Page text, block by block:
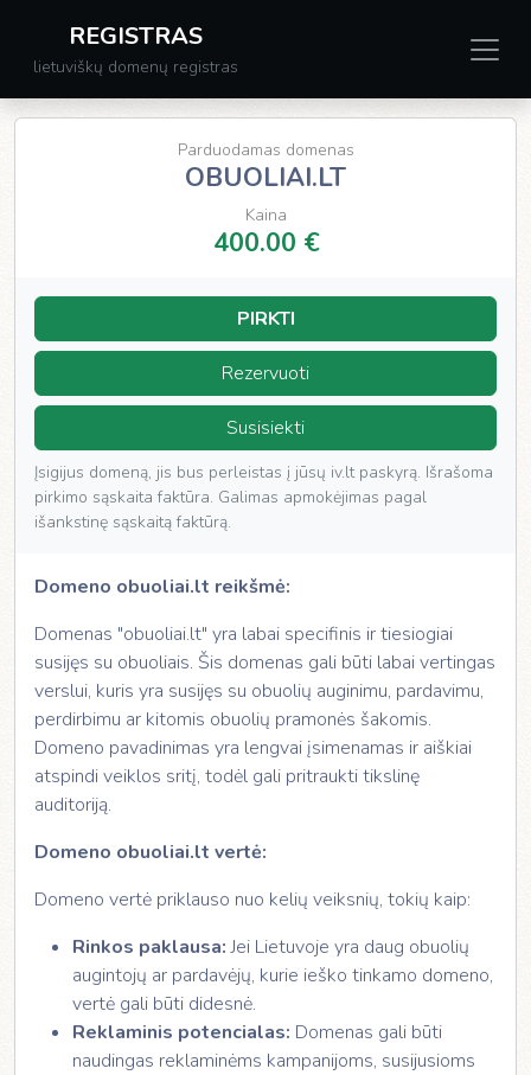
REGISTRAS
lietuviškų domenų registras
Parduodamas domenas
OBUOLIAI.LT
Kaina
400.00 €
PIRKTI
Rezervuoti
Susisiekti
Įsigijus domeną, jis bus perleistas į jūsų iv.lt paskyrą. Išrašoma
pirkimo sąskaita faktūra. Galimas apmokėjimas pagal
išankstinę sąskaitą faktūrą.
Domeno obuoliai.lt reikšmė:
Domenas "obuoliai.lt" yra labai specifinis ir tiesiogiai
susijęs su obuoliais. Šis domenas gali būti labai vertingas
verslui, kuris yra susijęs su obuolių auginimu, pardavimu,
perdirbimu ar kitomis obuolių pramonės šakomis.
Domeno pavadinimas yra lengvai įsimenamas ir aiškiai
atspindi veiklos sritį, todėl gali pritraukti tikslinę
auditoriją.
Domeno obuoliai.lt vertė:
Domeno vertė priklauso nuo kelių veiksnių, tokių kaip:
Rinkos paklausa:Jei Lietuvoje yra daug obuolių
augintojų ar pardavėjų, kurie ieško tinkamo domeno,
vertė gali būti didesnė.
Reklaminis potencialas: Domenas gali būti
naudingas reklaminėms kampanijoms, susijusioms